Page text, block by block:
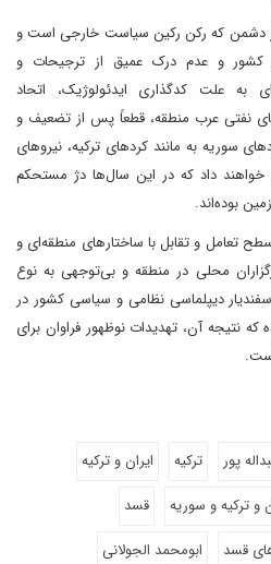
دشمن که رکن رکین سیاست خارجی است و
کشور و عدم درک عمیق از ترجیحات و
به علت کدگذاری ایدئولوژیک، اتحاد
نفتی عرب منطقه، قطعاً پس از تضعیف و
سوریه به مانند کردهای ترکیه، نیروهای
داد که در این سال‌ها دژ مستحکم
بوده‌اند.
تعامل و تقابل با ساختارهای منطقه‌ای و
محلی در منطقه و بی‌توجهی به نوع
دیپلماسی نظامی و سیاسی کشور در
نتیجه آن، تهدیدات نوظهور فراوان برای
پور ترکیه
ایران و ترکیه
و ترکیه و سوریه
قسد
قسد
ابومحمد الجولانی